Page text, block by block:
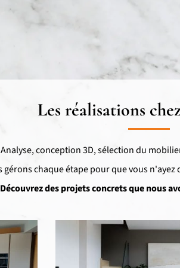
Les réalisations
Analyse, conception 3D, sélection du
gérons chaque étape pour que vous
Découvrez des projets concrets que nous